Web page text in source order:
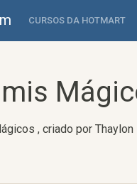
CURSOS DA HOTMART
, criado por